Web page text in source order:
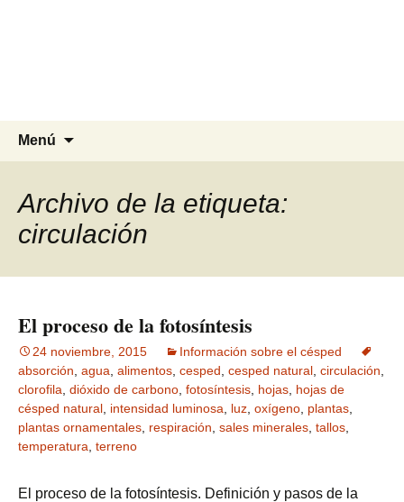
Menú
Archivo de la etiqueta:
circulación
El proceso de la fotosíntesis
24 noviembre, 2015
Información sobre el césped
absorción agua alimentos cesped cesped natural circulación
clorofila dióxido de carbono fotosíntesis hojas hojas de
césped natural intensidad luminosa luz oxígeno plantas
plantas ornamentales respiración sales minerales tallos
temperatura terreno
El proceso de la fotosíntesis. Definición y pasos de la